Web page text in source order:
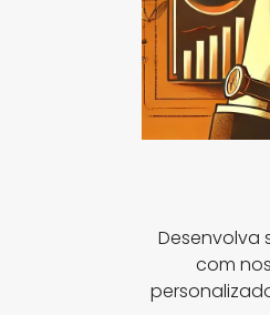
Desenvolva
com